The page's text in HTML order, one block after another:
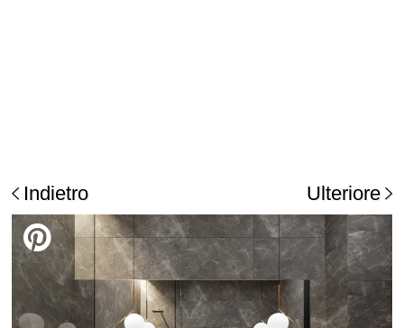
Indietro Ulteriore